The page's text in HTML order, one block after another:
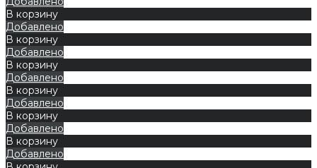
В корзину
Добавлено
В корзину
Добавлено
В корзину
Добавлено
В корзину
Добавлено
В корзину
Добавлено
В корзину
Добавлено